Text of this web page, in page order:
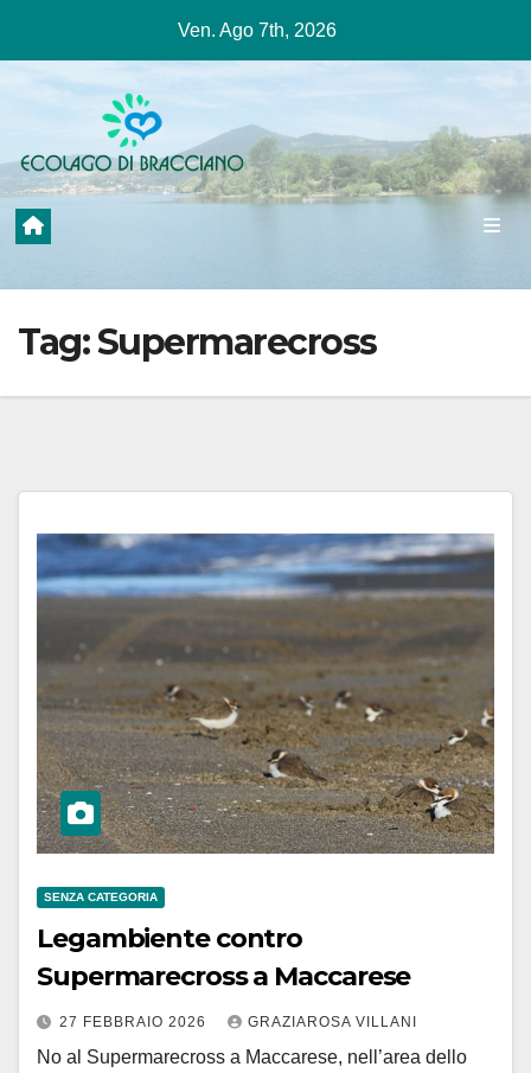
contenuto
Ven. Ago 7th, 2026
Tag:Supermarecross
SENZA CATEGORIA
Legambiente contro
Supermarecross a Maccarese
27 FEBBRAIO 2026 GRAZIAROSA VILLANI
No al Supermarecross a Maccarese, nell’area dello